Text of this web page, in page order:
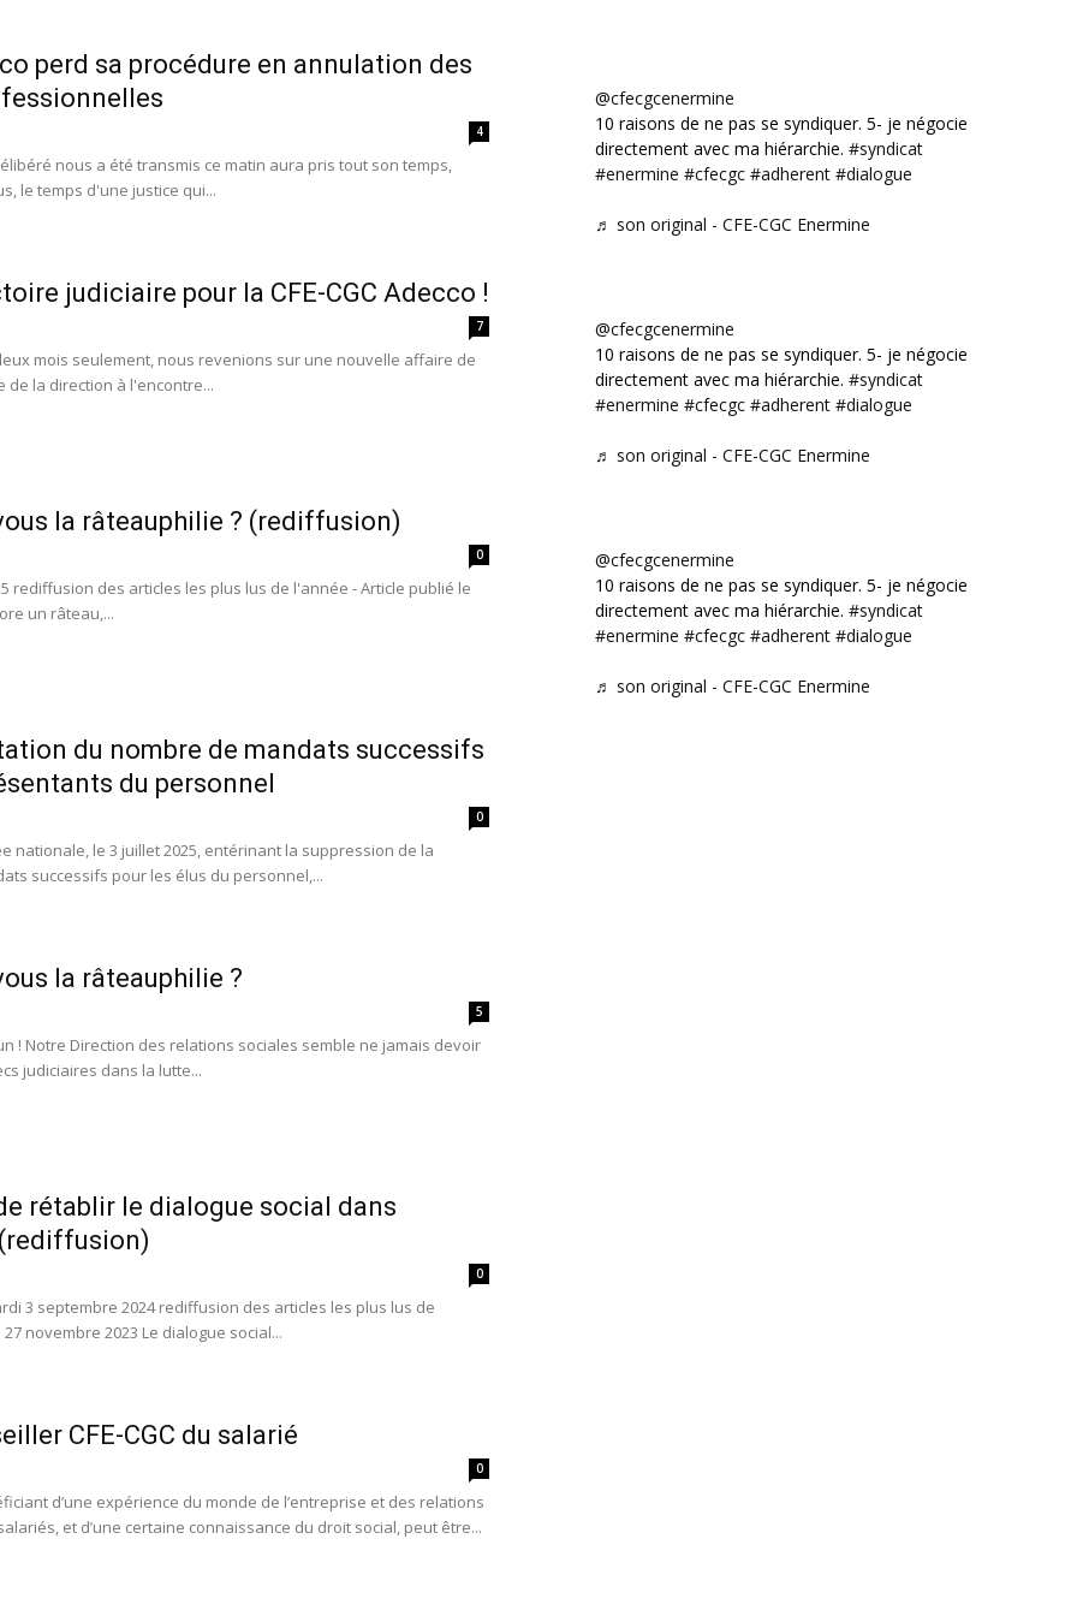
perd sa procédure en annulation des
4
nous a été transmis ce matin aura pris tout son temps,
le temps d'une justice qui...
judiciaire pour la CFE-CGC Adecco !
7
mois seulement, nous revenions sur une nouvelle affaire de
de la direction à l'encontre...
la râteauphilie ? (rediffusion)
0
rediffusion des articles les plus lus de l'année - Article publié le
un râteau,...
du nombre de mandats successifs
du personnel
0
nationale, le 3 juillet 2025, entérinant la suppression de la
successifs pour les élus du personnel,...
la râteauphilie ?
5
! Notre Direction des relations sociales semble ne jamais devoir
judiciaires dans la lutte...
rétablir le dialogue social dans
0
3 septembre 2024 rediffusion des articles les plus lus de
novembre 2023 Le dialogue social...
CFE-CGC du salarié
0
d’une expérience du monde de l’entreprise et des relations
et d’une certaine connaissance du droit social, peut être...
@cfecgcenermine
10 raisons de ne pas se syndiquer. 5- je négocie
directement avec ma hiérarchie.#syndicat
#enermine #cfecgc #adherent #dialogue
♬ son original - CFE-CGC Enermine
@cfecgcenermine
10 raisons de ne pas se syndiquer. 5- je négocie
directement avec ma hiérarchie.#syndicat
#enermine #cfecgc #adherent #dialogue
♬ son original - CFE-CGC Enermine
@cfecgcenermine
10 raisons de ne pas se syndiquer. 5- je négocie
directement avec ma hiérarchie.#syndicat
#enermine #cfecgc #adherent #dialogue
♬ son original - CFE-CGC Enermine